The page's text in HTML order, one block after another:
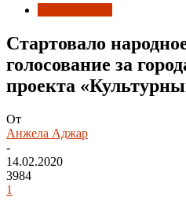
Стартовало
голосование за
проекта
От
Анжела Аджар
-
14.02.2020
3984
1